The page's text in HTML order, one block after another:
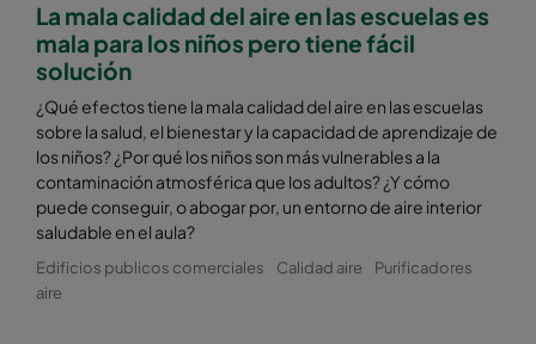
La mala calidad del aire en las escuelas es
mala para los niños pero tiene fácil
solución
¿Qué efectos tiene la mala calidad del aire en las escuelas
sobre la salud, el bienestar y la capacidad de aprendizaje de
los niños? ¿Por qué los niños son más vulnerables a la
contaminación atmosférica que los adultos? ¿Y cómo
puede conseguir, o abogar por, un entorno de aire interior
saludable en el aula?
Edificios publicos comerciales Calidad aire
Purificadores
aire